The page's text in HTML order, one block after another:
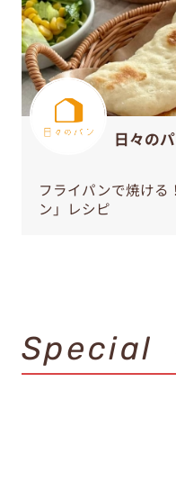
日々の
フライパンで焼ける
ン」レシピ
Special